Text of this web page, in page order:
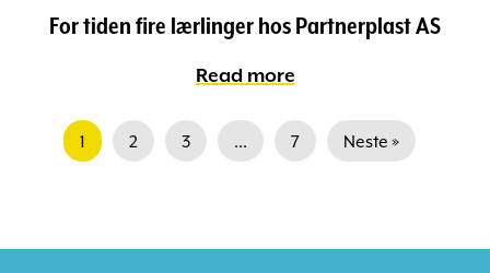
For tiden fire lærlinger hos Partnerplast AS
Read more
1 2 3 ... 7 Neste »